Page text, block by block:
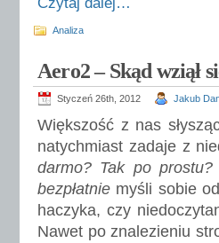
Analiza
Aero2 – Skąd wziął
Styczeń 26th, 2012 Jakub
Większość z nas
natychmiast zadaje z
darmo? Tak po prostu?
bezpłatnie myśli sobie
haczyka, czy
Nawet po znalezieniu